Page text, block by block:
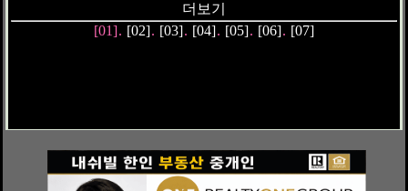
더보기
[01]. [02]. [03]. [04]. [05]. [06]. [07]